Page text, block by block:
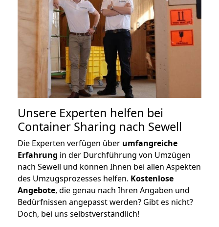
Unsere Experten helfen bei
Container Sharing nach Sewell
Die Experten verfügen über umfangreiche
Erfahrung in der Durchführung von Umzügen
nach Sewell und können Ihnen bei allen Aspekten
des Umzugsprozesses helfen. Kostenlose
Angebote, die genau nach Ihren Angaben und
Bedürfnissen angepasst werden? Gibt es nicht?
Doch, bei uns selbstverständlich!